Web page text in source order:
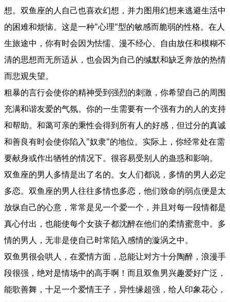
想。双鱼座的人自己也喜欢幻想，并力图用幻想来逃避生活中
的困难和烦恼。这是一种"心理"型的敏感而脆弱的性格。在人
生旅途中，你有时会因为怯懦、漫不经心、自由放任和模糊不
清的思想而无所适从，也会因为自己的缄默和缺乏奔放的热情
而悲观失望。
粗暴的言行会使你的精神受到强烈的刺激，你希望自己的周围
充满和谐友爱的气氛。你的一生需要有一个强有力的人的支持
和帮助。和蔼可亲的秉性会得到所有人的好感，但过分的真诚
和善良有时会使你陷入"奴隶"的地位。实际上，你经常处在需
要献身或作出牺牲的情况下。很容易受别人的蛊惑和影响。
双鱼座的男人多情是出了名的。女人们都说，多情的男人必定
多恋。双鱼座的男人往往多情也多恋，他们致命的弱点便是太
放纵自己的心意，常常是见一个爱一个，并且对每一段情都是
真心付出，也能使每个女孩子都沈醉在他们的柔情蜜意中。多
情的男人，无非是使自己时常陷入感情的漩涡之中。
双鱼男很会哄人，在爱情方面，总能让对方十分陶醉，浪漫手
段很强，绝对是情场中的高手啊！而且双鱼男兴趣爱好广泛，
能歌善舞，十足一个爱情王子，异性缘超强，给人印象花心，